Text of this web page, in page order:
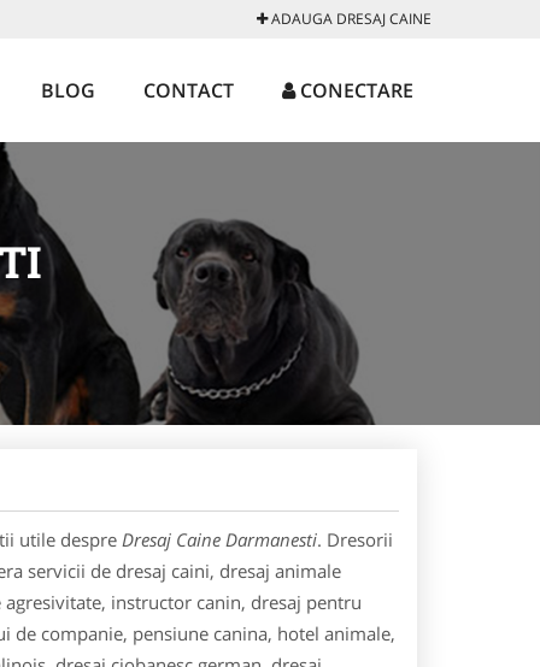
ADAUGA DRESAJ CAINE
BLOG CONTACT CONECTARE
utile despre Dresaj Caine Darmanesti. Dresorii
servicii de dresaj caini, dresaj animale
instructor canin, dresaj pentru
de companie, pensiune canina, hotel animale,